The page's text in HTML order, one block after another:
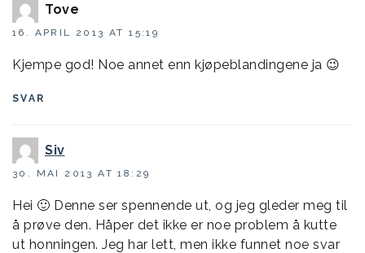
Tove
16. APRIL 2013 AT 15:19
Kjempe god! Noe annet enn kjøpeblandingene ja 😉
SVAR
Siv
30. MAI 2013 AT 18:29
Hei 🙂 Denne ser spennende ut, og jeg gleder meg til
å prøve den. Håper det ikke er noe problem å kutte
ut honningen. Jeg har lett, men ikke funnet noe svar